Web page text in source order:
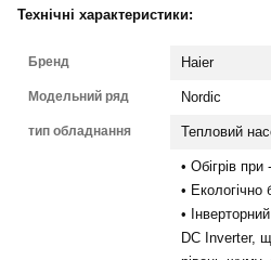
Технічні характеристики:
Бренд Haier
Модельний ряд Nordic
тип обладнання Тепловий
• Обігрів при
•
•
DC Inverter,